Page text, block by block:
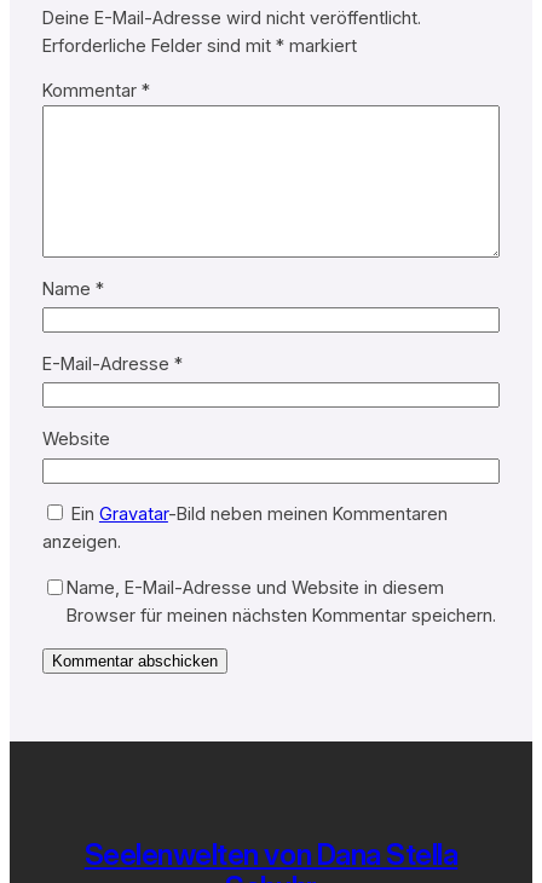
Deine E-Mail-Adresse wird nicht veröffentlicht.
Erforderliche Felder sind mit *markiert
Kommentar *
Name *
E-Mail-Adresse *
Website
Ein Gravatar-Bild neben meinen Kommentaren
anzeigen.
Name, E-Mail-Adresse und Website in diesem
Browser für meinen nächsten Kommentar speichern.
Seelenwelten von Dana Stella